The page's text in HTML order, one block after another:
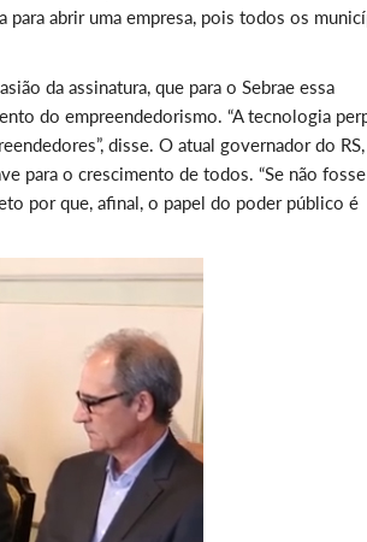
para abrir uma empresa, pois todos os
da assinatura, que para o Sebrae essa
do empreendedorismo. “A tecnologia
disse. O atual governador do
para o crescimento de todos. “Se não
por que, afinal, o papel do poder público é